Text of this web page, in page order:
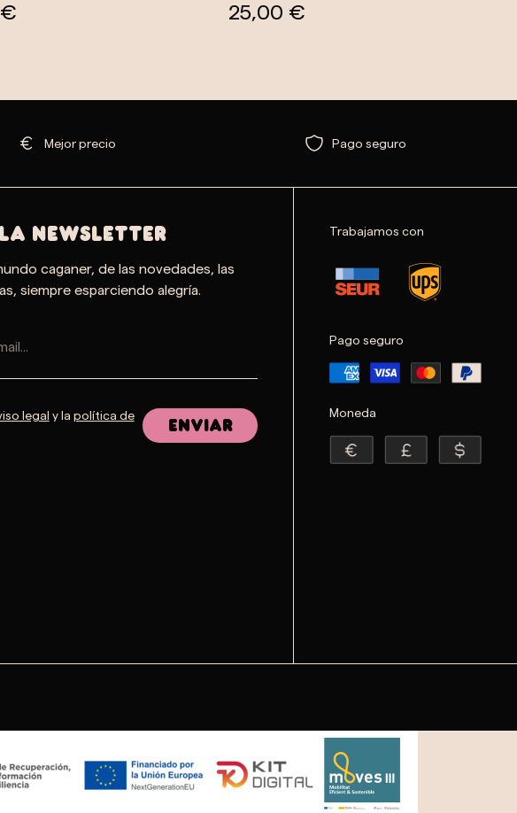
25,00 €
Mejor precio Pago seguro
NEWSLETTER
caganer, de las novedades, las
siempre esparciendo alegría.
legal y la política de
Enviar
Trabajamos con
Pago seguro
Moneda